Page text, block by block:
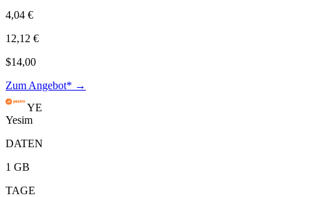
4,04 €
12,12 €
$14,00
Zum Angebot* →
YE
Yesim
DATEN
1 GB
TAGE